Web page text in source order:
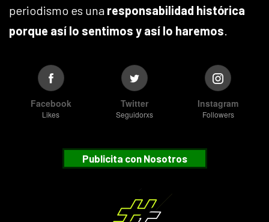
periodismo es una responsabilidad histórica
porque así lo sentimos y así lo haremos
Facebook
Likes
Twitter
Seguidorxs
Instagram
Followers
Publicita con Nosotros